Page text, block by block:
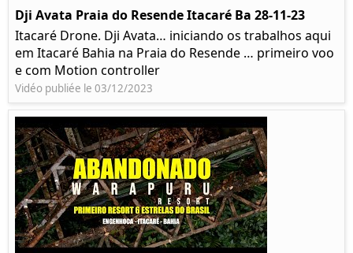
Dji Avata Praia do Resende Itacaré Ba 28-11-23
Itacaré Drone. Dji Avata… iniciando os trabalhos aqui
em Itacaré Bahia na Praia do Resende … primeiro voo
e com Motion controller
Vidéo publiée le 03/12/2023